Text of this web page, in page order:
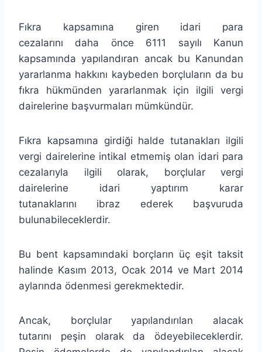
Fıkra kapsamına giren idari para
cezalarını daha önce 6111 sayılı Kanun
kapsamında yapılandıran ancak bu Kanundan
yararlanma hakkını kaybeden borçluların da bu
fıkra hükmünden yararlanmak için ilgili vergi
dairelerine başvurmaları mümkündür.
Fıkra kapsamına girdiği halde tutanakları ilgili
vergi dairelerine intikal etmemiş olan idari para
cezalarıyla ilgili olarak, borçlular vergi
dairelerine idari yaptırım karar
tutanaklarını ibraz ederek başvuruda
bulunabileceklerdir.
Bu bent kapsamındaki borçların üç eşit taksit
halinde Kasım 2013, Ocak 2014 ve Mart 2014
aylarında ödenmesi gerekmektedir.
Ancak, borçlular yapılandırılan alacak
tutarını peşin olarak da ödeyebileceklerdir.